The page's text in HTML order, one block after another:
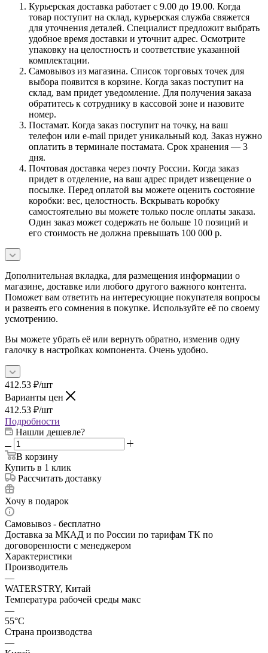
Курьерская доставка работает с 9.00 до 19.00. Когда
товар поступит на склад, курьерская служба свяжется
для уточнения деталей. Специалист предложит выбрать
удобное время доставки и уточнит адрес. Осмотрите
упаковку на целостность и соответствие указанной
комплектации.
Самовывоз из магазина. Список торговых точек для
выбора появится в корзине. Когда заказ поступит на
склад, вам придет уведомление. Для получения заказа
обратитесь к сотруднику в кассовой зоне и назовите
номер.
Постамат. Когда заказ поступит на точку, на ваш
телефон или e-mail придет уникальный код. Заказ нужно
оплатить в терминале постамата. Срок хранения — 3
дня.
Почтовая доставка через почту России. Когда заказ
придет в отделение, на ваш адрес придет извещение о
посылке. Перед оплатой вы можете оценить состояние
коробки: вес, целостность. Вскрывать коробку
самостоятельно вы можете только после оплаты заказа.
Один заказ может содержать не больше 10 позиций и
его стоимость не должна превышать 100 000 р.
Дополнительная вкладка, для размещения информации о
магазине, доставке или любого другого важного контента.
Поможет вам ответить на интересующие покупателя вопросы
и развеять его сомнения в покупке. Используйте её по своему
усмотрению.
Вы можете убрать её или вернуть обратно, изменив одну
галочку в настройках компонента. Очень удобно.
412.53 ₽/шт
Варианты цен
412.53 ₽/шт
Подробности
Нашли дешевле?
В корзину
Купить в 1 клик
Рассчитать доставку
Хочу в подарок
Самовывоз - бесплатно
Доставка за МКАД и по России по тарифам ТК по
договоренности с менеджером
Характеристики
Производитель
—
WATERSTRY, Китай
Температура рабочей среды макс
—
55°С
Страна производства
—